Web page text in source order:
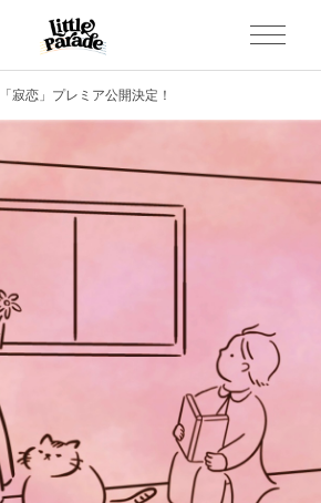
寂恋」プレミア公開決定！